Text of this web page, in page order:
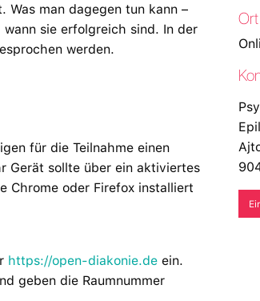
Was man dagegen tun kann –
sie erfolgreich sind. In der
werden.
für die Teilnahme einen
Gerät sollte über ein aktiviertes
Chrome oder Firefox installiert
https://open-diakonie.de ein.
geben die Raumnummer
Ort